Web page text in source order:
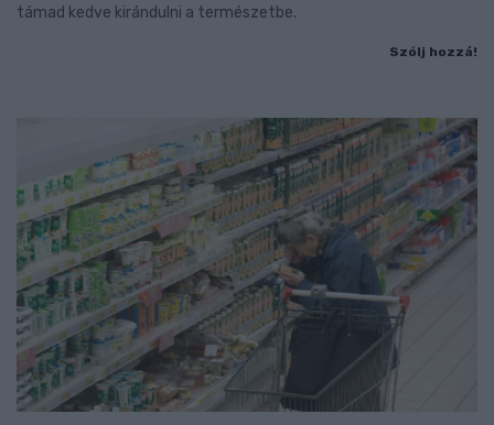
támad kedve kirándulni a természetbe.
Szólj hozzá!